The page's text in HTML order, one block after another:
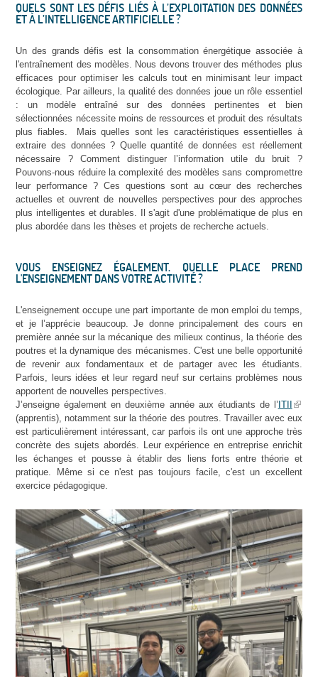
QUELS SONT LES DÉFIS LIÉS À L’EXPLOITATION DES DONNÉES
ET À L’INTELLIGENCE ARTIFICIELLE ?
Un des grands défis est la consommation énergétique associée à
l'entraînement des modèles. Nous devons trouver des méthodes plus
efficaces pour optimiser les calculs tout en minimisant leur impact
écologique. Par ailleurs, la qualité des données joue un rôle essentiel
: un modèle entraîné sur des données pertinentes et bien
sélectionnées nécessite moins de ressources et produit des résultats
plus fiables. Mais quelles sont les caractéristiques essentielles à
extraire des données ? Quelle quantité de données est réellement
nécessaire ? Comment distinguer l’information utile du bruit ?
Pouvons-nous réduire la complexité des modèles sans compromettre
leur performance ? Ces questions sont au cœur des recherches
actuelles et ouvrent de nouvelles perspectives pour des approches
plus intelligentes et durables. Il s'agit d'une problématique de plus en
plus abordée dans les thèses et projets de recherche actuels.
VOUS ENSEIGNEZ ÉGALEMENT. QUELLE PLACE PREND
L'ENSEIGNEMENT DANS VOTRE ACTIVITÉ ?
L'enseignement occupe une part importante de mon emploi du temps,
et je l’apprécie beaucoup. Je donne principalement des cours en
première année sur la mécanique des milieux continus, la théorie des
poutres et la dynamique des mécanismes. C'est une belle opportunité
de revenir aux fondamentaux et de partager avec les étudiants.
Parfois, leurs idées et leur regard neuf sur certains problèmes nous
apportent de nouvelles perspectives.
J’enseigne également en deuxième année aux étudiants de l’ ITII
(apprentis), notamment sur la théorie des poutres. Travailler avec eux
est particulièrement intéressant, car parfois ils ont une approche très
concrète des sujets abordés. Leur expérience en entreprise enrichit
les échanges et pousse à établir des liens forts entre théorie et
pratique. Même si ce n'est pas toujours facile, c'est un excellent
exercice pédagogique.